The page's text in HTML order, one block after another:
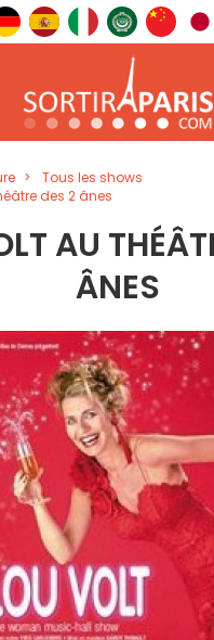
Tous les shows
des 2 ânes
AU
ÂNES